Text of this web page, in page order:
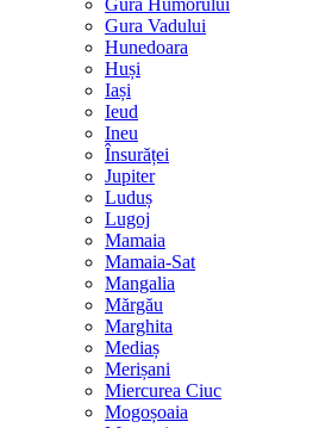
Gura Humorului
Gura Vadului
Hunedoara
Huși
Iași
Ieud
Ineu
Însurăței
Jupiter
Luduș
Lugoj
Mamaia
Mamaia-Sat
Mangalia
Mărgău
Marghita
Mediaș
Merișani
Miercurea Ciuc
Mogoșoaia